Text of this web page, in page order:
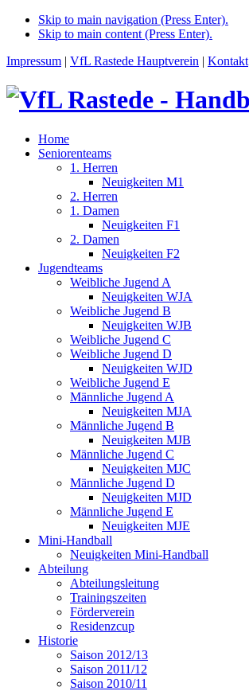
Skip to main navigation (Press Enter).
Skip to main content (Press Enter).
Impressum | VfL Rastede Hauptverein | Kontakt
Home
Seniorenteams
1. Herren
Neuigkeiten M1
2. Herren
1. Damen
Neuigkeiten F1
2. Damen
Neuigkeiten F2
Jugendteams
Weibliche Jugend A
Neuigkeiten WJA
Weibliche Jugend B
Neuigkeiten WJB
Weibliche Jugend C
Weibliche Jugend D
Neuigkeiten WJD
Weibliche Jugend E
Männliche Jugend A
Neuigkeiten MJA
Männliche Jugend B
Neuigkeiten MJB
Männliche Jugend C
Neuigkeiten MJC
Männliche Jugend D
Neuigkeiten MJD
Männliche Jugend E
Neuigkeiten MJE
Mini-Handball
Neuigkeiten Mini-Handball
Abteilung
Abteilungsleitung
Trainingszeiten
Förderverein
Residenzcup
Historie
Saison 2012/13
Saison 2011/12
Saison 2010/11